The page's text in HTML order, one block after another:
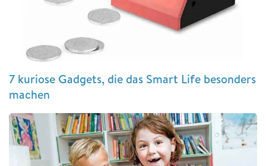
7 kuriose Gadgets, die das Smart Life besonders
machen